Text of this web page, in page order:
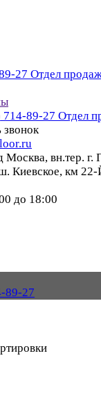
27 Отдел
714-89-27 Отдел
звонок
Москва, вн.тер. г.
Киевское, км
до 18:00
89-27